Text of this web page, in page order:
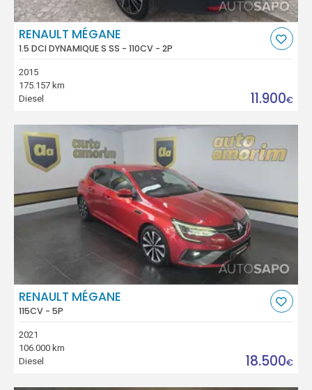
RENAULT MÉGANE
1.5 DCI DYNAMIQUE S SS - 110CV - 2P
2015
175.157 km
Diesel
11.900€
RENAULT MÉGANE
115CV - 5P
2021
106.000 km
Diesel
18.500€